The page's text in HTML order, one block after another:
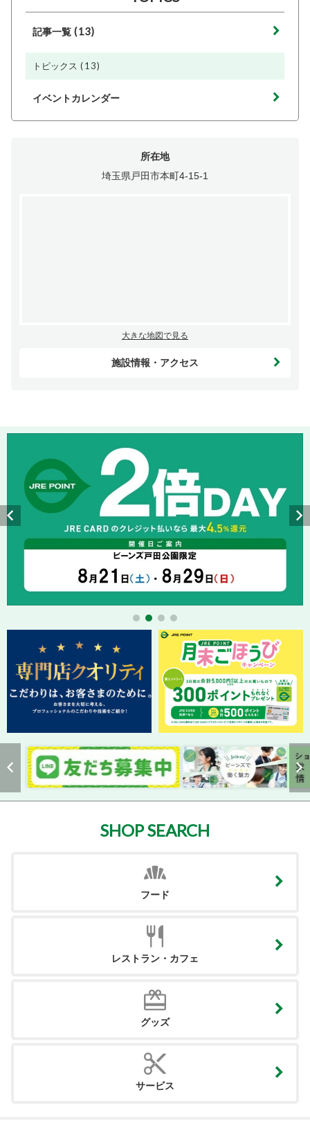
記事一覧 (13)
トピックス (13)
イベントカレンダー
所在地
埼玉県戸田市本町4-15-1
大きな地図で見る
施設情報・アクセス
SHOP SEARCH
フード
レストラン・カフェ
グッズ
サービス